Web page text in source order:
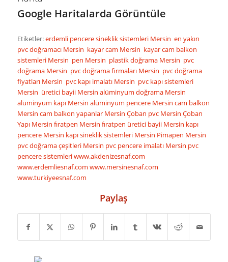
Google Haritalarda Görüntüle
Etiketler:erdemli pencere sineklik sistemleri Mersin en yakın
pvc doğramacı Mersin kayar cam Mersin kayar cam balkon
sistemleri Mersin pen Mersin plastik doğrama Mersin pvc
doğrama Mersin pvc doğrama firmaları Mersin pvc doğrama
fiyatları Mersin pvc kapı imalatı Mersin pvc kapı sistemleri
Mersin üretici bayii Mersin alüminyum doğrama Mersin
alüminyum kapı Mersin alüminyum pencere Mersin cam balkon
Mersin cam balkon yapanlar Mersin Çoban pvc Mersin Çoban
Yapı Mersin fıratpen Mersin fıratpen üretici bayii Mersin kapı
pencere Mersin kapı sineklik sistemleri Mersin Pimapen Mersin
pvc doğrama çeşitleri Mersin pvc pencere imalatı Mersin pvc
pencere sistemleriwww.akdenizesnaf.com
www.erdemliesnaf.com www.mersinesnaf.com
www.turkiyeesnaf.com
Paylaş